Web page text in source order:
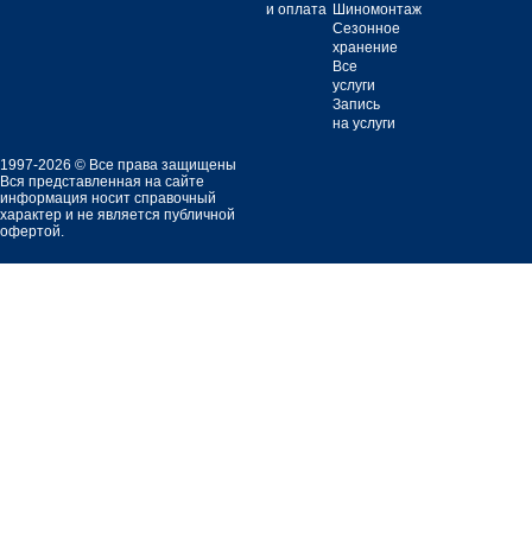
и оплата Шиномонтаж
Сезонное
хранение
Все
услуги
Запись
на услуги
1997-2026 © Все права защищены
Вся представленная на сайте
информация носит справочный
характер и не является публичной
офертой.